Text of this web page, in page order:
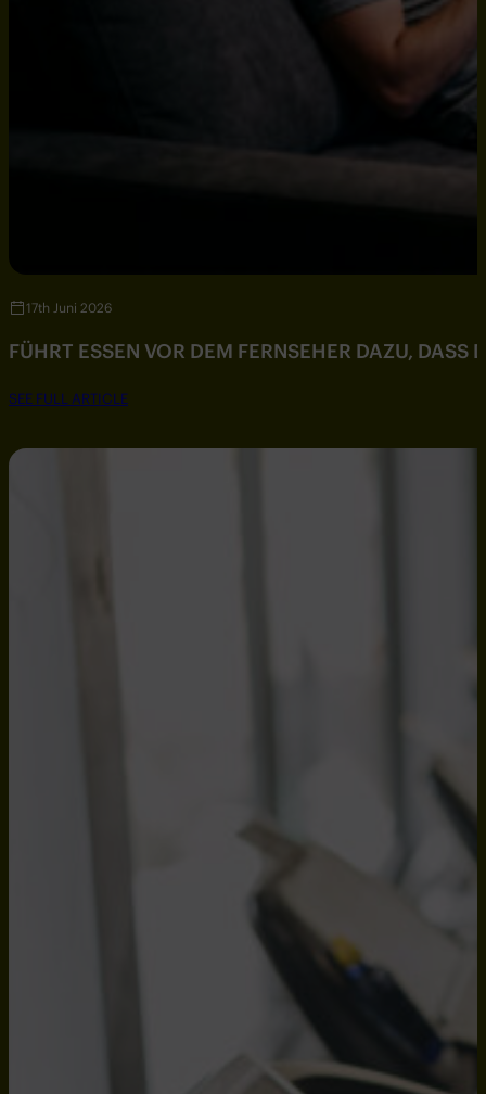
17th Juni 2026
FÜHRT ESSEN VOR DEM FERNSEHER DAZU, DASS
SEE FULL ARTICLE